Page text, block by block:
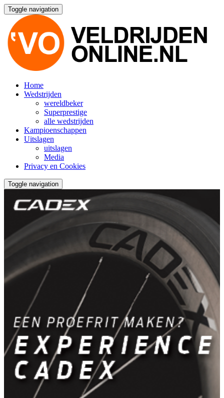
Toggle navigation
Home
Wedstrijden
wereldbeker
Superprestige
alle wedstrijden
Kampioenschappen
Uitslagen
uitslagen
Media
Privacy en Cookies
Toggle navigation